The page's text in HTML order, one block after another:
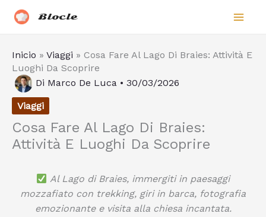
Biocle
Inicio » Viaggi » Cosa Fare Al Lago Di Braies: Attività E
Luoghi Da Scoprire
Di Marco De Luca • 30/03/2026
Viaggi
Cosa Fare Al Lago Di Braies:
Attività E Luoghi Da Scoprire
Al Lago di Braies, immergiti in paesaggi
mozzafiato con trekking, giri in barca, fotografia
emozionante e visita alla chiesa incantata.